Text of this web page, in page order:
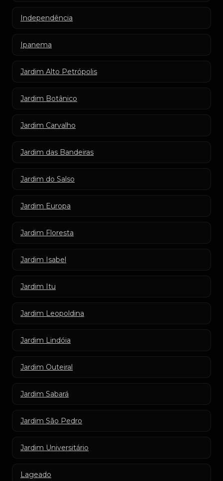
Independência
Ipanema
Jardim Alto Petrópolis
Jardim Botânico
Jardim Carvalho
Jardim das Bandeiras
Jardim do Salso
Jardim Europa
Jardim Floresta
Jardim Isabel
Jardim Itu
Jardim Leopoldina
Jardim Lindóia
Jardim Outeiral
Jardim Sabará
Jardim São Pedro
Jardim Universitário
Lageado